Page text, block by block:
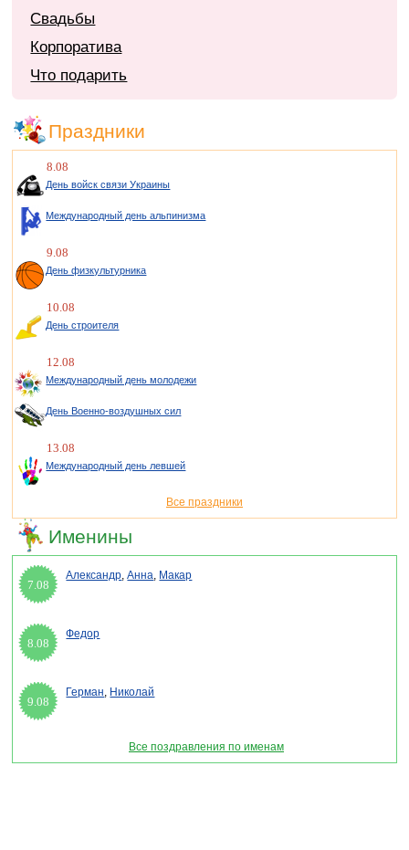
Свадьбы
Корпоратива
Что подарить
Праздники
8.08
День войск связи Украины
Международный день альпинизма
9.08
День физкультурника
10.08
День строителя
12.08
Международный день молодежи
День Военно-воздушных сил
13.08
Международный день левшей
Все праздники
Именины
7.08
Александр,Анна, Макар
8.08
Федор
9.08
Герман, Николай
Все поздравления по именам